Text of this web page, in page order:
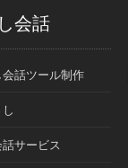
会話
話ツール制作
サービス